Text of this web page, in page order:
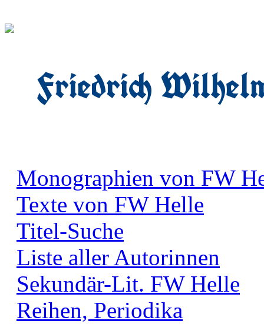
Friedrich
Monographien von FW
Texte von FW Helle
Titel-Suche
Liste aller Autorinnen
Sekundär-Lit. FW Helle
Reihen, Periodika